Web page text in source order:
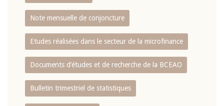
Note mensuelle de conjoncture
Etudes réalisées dans le secteur de la microfinance
Documents d’études et de recherche de la BCEAO
Bulletin trimestriel de statistiques